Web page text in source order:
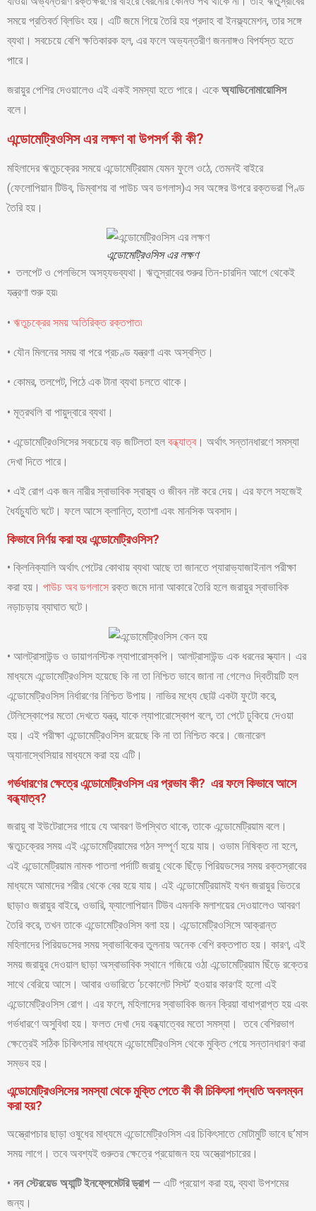
সময়ে প্রতিবর্ত ব্লিডিং হয়। এটি জমে গিয়ে তৈরি হয় প্রদাহ বা ইনফ্ল্যমেশন, তার সঙ্গে
ব্যথা। সবচেয়ে বেশি ক্ষতিকারক হল, এর ফলে অভ্যন্তরীণ জননাঙ্গও বিপর্যস্ত হতে
পারে।
জরায়ুর পেশির দেওয়ালেও এই একই সমস্যা হতে পারে। একে অ্যাডিনোমায়োসিস
বলে।
এন্ডোমেট্রিওসিস এর লক্ষণ বা উপসর্গ কী কী?
মহিলাদের ঋতুচক্রের সময়ে এন্ডোমেট্রিয়াম যেমন ফুলে ওঠে, তেমনই বাইরে
(ফেলোপিয়ান টিউব, ডিম্বাশয় বা পাউচ অব ডগলাস)এ সব অঙ্গের উপরে রক্তভরা পিণ্ড
তৈরি হয়।
এন্ডোমেট্রিওসিস এর লক্ষণ
• তলপেট ও পেলভিসে অসহ্যভব্যথা। ঋতুস্রাবের শুরুর তিন-চারদিন আগে থেকেই
যন্ত্রণা শুরু হয়৷
• ঋতুচক্রের সময় অতিরিক্ত রক্তপাত৷
• যৌন মিলনের সময় বা পরে প্রচণ্ড যন্ত্রণা এবং অস্বস্তি।
• কোমর, তলপেট, পিঠে এক টানা ব্যথা চলতে থাকে।
• মূত্রথলি বা পায়ুদ্বারে ব্যথা।
• এন্ডোমেট্রিওসিসের সবচেয়ে বড় জটিলতা হল বন্ধ্যাত্ব। অর্থাৎ সন্তানধারণে সমস্যা
দেখা দিতে পারে।
• এই রোগ এক জন নারীর স্বাভাবিক স্বাস্থ্য ও জীবন নষ্ট করে দেয়। এর ফলে সহজেই
ধৈর্যচ্যুতি ঘটে। ফলে আসে ক্লান্তি, হতাশা এবং মানসিক অবসাদ।
কিভাবে নির্ণয় করা হয় এন্ডোমেট্রিওসিস?
• ক্লিনিক্যালি অর্থাৎ পেটের কোথায় ব্যথা আছে তা জানতে প্যারাভ্যাজাইনাল পরীক্ষা
করা হয়। পাউচ অব ডগলাসে রক্ত জমে দানা আকারে তৈরি হলে জরায়ুর স্বাভাবিক
নড়াচড়ায় ব্যাঘাত ঘটে।
• আলট্রাসাউন্ড ও ডায়াগনস্টিক ল্যাপারোস্কপি। আলট্রাসাউন্ড এক ধরনের স্ক্যান। এর
মাধ্যমে এন্ডোমেট্রিওসিস হয়েছে কি না তা নিশ্চিত ভাবে জানা না গেলেও দ্বিতীয়টি হল
এন্ডোমেট্রিওসিস নির্ধারণের নিশ্চিত উপায়। নাভির মধ্যে ছোট্ট একটা ফুটো করে,
টেলিস্কোপের মতো দেখতে যন্ত্র, যাকে ল্যাপারোস্কোপ বলে, তা পেটে ঢুকিয়ে দেওয়া
হয়। এই পরীক্ষা এন্ডোমেট্রিওসিস রয়েছে কি না তা নিশ্চিত করে। জেনারেল
অ্যানাস্থেসিয়ার মাধ্যমে করা হয় এটি।
গর্ভধারণের ক্ষেত্রে এন্ডোমেট্রিওসিস এর প্রভাব কী? এর ফলে কিভাবে আসে
বন্ধ্যাত্ব?
জরায়ু বা ইউটেরাসের গায়ে যে আবরণ উপস্থিত থাকে, তাকে এন্ডোমেট্রিয়াম বলে।
ঋতুচক্রের সময় এই এন্ডোমেট্রিয়ামের গঠন সম্পূর্ণ হয়ে যায়। ওভাম নিষিক্ত না হলে,
এই এন্ডোমেট্রিয়াম নামক পাতলা পর্দাটি জরায়ু থেকে ছিঁড়ে পিরিয়ডসের সময় রক্তস্রাবের
মাধ্যমে আমাদের শরীর থেকে বের হয়ে যায়। এই এন্ডোমেট্রিয়ামই যখন জরায়ুর ভিতরে
ছাড়াও জরায়ুর বাইরে, ওভারি, ফ্যালোপিয়ান টিউব এমনকি মলাশয়ের দেওয়ালেও আবরণ
তৈরি করে, তখন তাকে এন্ডোমেট্রিওসিস বলা হয়। এন্ডোমেট্রিওসিসে আক্রান্ত
মহিলাদের পিরিয়ডসের সময় স্বাভাবিকের তুলনায় অনেক বেশি রক্তপাত হয়। কারণ, এই
সময় জরায়ুর দেওয়াল ছাড়া অস্বাভাবিক স্থানে গজিয়ে ওঠা এন্ডোমেট্রিয়াম ছিঁড়ে রক্তের
সাথে বেরিয়ে আসে। আবার ওভারিতে ‘চকোলেট সিস্ট’ হওয়ার কারণই হলো এই
এন্ডোমেট্রিওসিস রোগ। এর ফলে, মহিলাদের স্বাভাবিক জনন ক্রিয়া বাধাপ্রাপ্ত হয় এবং
গর্ভধারণে অসুবিধা হয়। ফলত দেখা দেয় বন্ধ্যাত্বের মতো সমস্যা। তবে বেশিরভাগ
ক্ষেত্রেই সঠিক চিকিৎসার মাধ্যমে এন্ডোমেট্রিওসিস থেকে মুক্তি পেয়ে সন্তানধারণ করা
সম্ভব হয়।
এন্ডোমেট্রিওসিসের সমস্যা থেকে মুক্তি পেতে কী কী চিকিৎসা পদ্ধতি অবলম্বন
করা হয়?
অস্ত্রোপচার ছাড়া ওষুধের মাধ্যমে এন্ডোমেট্রিওসিস এর চিকিৎসাতে মোটামুটি ভাবে ছ’মাস
সময় লাগে। তবে অবশ্যই গুরুতর ক্ষেত্রে প্রয়োজন হয় অস্ত্রোপচারের।
• নন স্টেরয়েড অ্যান্টি ইনফ্লেমেটরি ড্রাগ— এটি প্রয়োগ করা হয়, ব্যথা উপশমের
জন্য।